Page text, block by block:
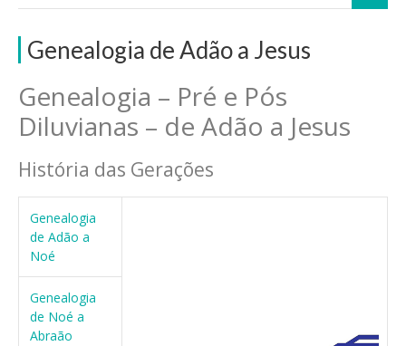
Genealogia de Adão a Jesus
Genealogia – Pré e Pós
Diluvianas – de Adão a Jesus
História das Gerações
Genealogia
de Adão a
Noé
Genealogia
de Noé a
Abraão